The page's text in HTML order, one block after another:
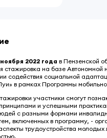
2022 года в Пензенской
стажировка на базе Автономной
содействия социальной
в рамках Программы
участники смогут
и успешными
с разными формами
включенных в программу, -
трудоустройства